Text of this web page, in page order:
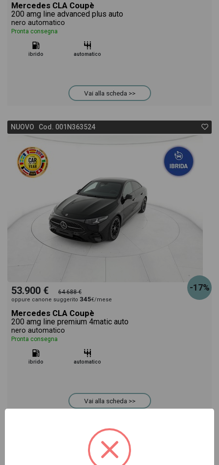
Mercedes CLA Coupè
200 amg line advanced plus auto
nero automatico
Pronta consegna
ibrido automatico
Vai alla scheda >>
NUOVO Cod. 001N363524
-17%
53.900 € 64.688 €
oppure canone suggerito 345€/mese
Mercedes CLA Coupè
200 amg line premium 4matic auto
nero automatico
Pronta consegna
ibrido automatico
Vai alla scheda >>
NUOVO Cod. 001N363706